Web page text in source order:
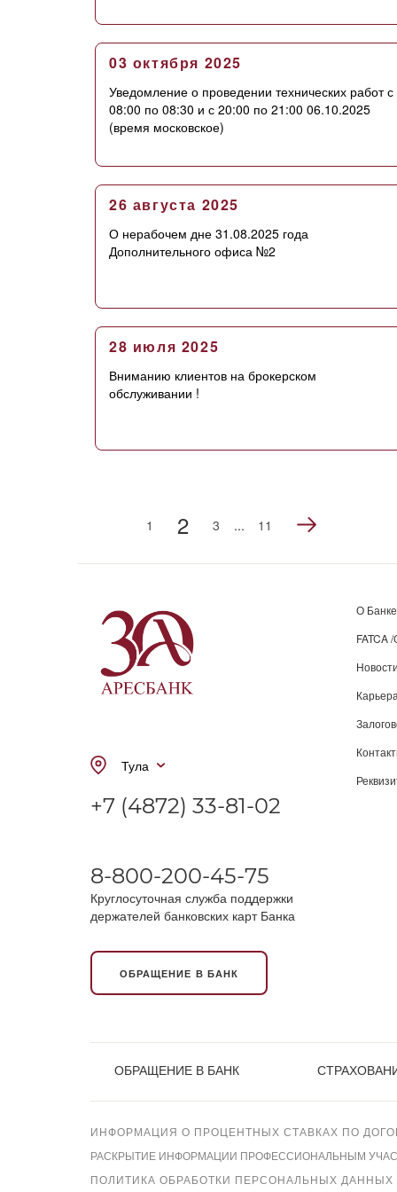
03 октября 2025
Уведомление о проведении технических работ с
08:00 по 08:30 и с 20:00 по 21:00 06.10.2025
(время московское)
26 августа 2025
О нерабочем дне 31.08.2025 года
Дополнительного офиса №2
28 июля 2025
Вниманию клиентов на брокерском
обслуживании !
1 2 3 ... 11
Тула
+7 (4872) 33-81-02
8-800-200-45-75
Круглосуточная служба поддержки
держателей банковских карт Банка
ОБРАЩЕНИЕ В БАНК
О Банке
FATCA
ОБРАЩЕНИЕ В БАНК
ИНФОРМАЦИЯ О ПРОЦЕНТНЫХ СТАВКАХ ПО
РАСКРЫТИЕ ИНФОРМАЦИИ ПРОФЕССИОНАЛЬНЫМ
ПОЛИТИКА ОБРАБОТКИ ПЕРСОНАЛЬНЫХ ДАННЫХ